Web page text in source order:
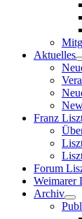
Aktuelles
Franz
Forum
Weimarer
Archiv